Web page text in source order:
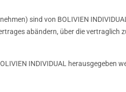
sind von BOLIVIEN
abändern, über die vertraglich
INDIVIDUAL herausgegeben